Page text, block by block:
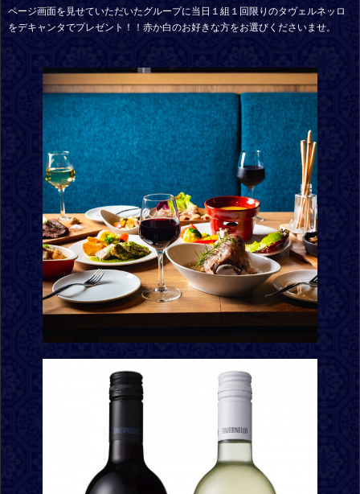
ページ画面を見せていただいたグループに当日１組１回限りのタヴェルネッロ
をデキャンタでプレゼント！！赤か白のお好きな方をお選びくださいませ。